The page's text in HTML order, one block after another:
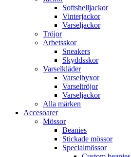
Softshelljackor
Vinterjackor
Varseljackor
Tröjor
Arbetsskor
Sneakers
Skyddsskor
Varselkläder
Varselbyxor
Varseltröjor
Varseljackor
Alla märken
Accesoarer
Mössor
Beanies
Stickade mössor
Specialmössor